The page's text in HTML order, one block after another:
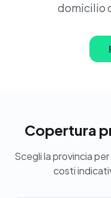
domicilio
Copertura
Scegli la provincia
costi